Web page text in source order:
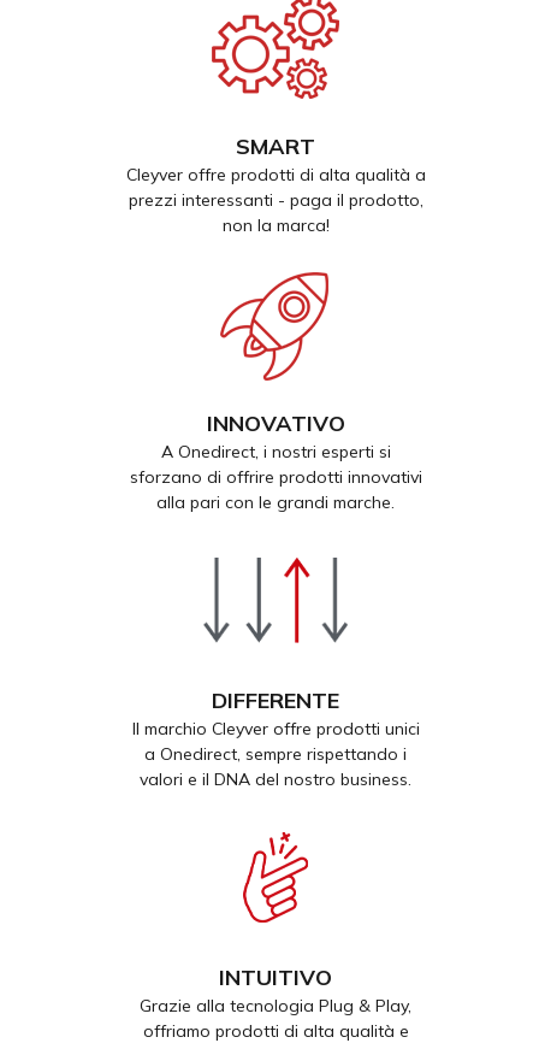
SMART
Cleyver offre prodotti di alta qualità a
prezzi interessanti - paga il prodotto,
non la marca!
INNOVATIVO
A Onedirect, i nostri esperti si
sforzano di offrire prodotti innovativi
alla pari con le grandi marche.
DIFFERENTE
Il marchio Cleyver offre prodotti unici
a Onedirect, sempre rispettando i
valori e il DNA del nostro business.
INTUITIVO
Grazie alla tecnologia Plug & Play,
offriamo prodotti di alta qualità e